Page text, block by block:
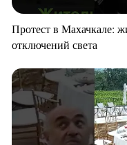
Протест в Махачкале:
отключений света